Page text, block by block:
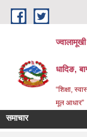
Skip to main content
ज्वालामूखी
धादिङ,
“शिक्षा,
मूल आधार”
समाचार